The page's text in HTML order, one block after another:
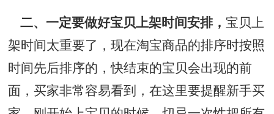
二、一定要做好宝贝上架时间安排， 宝贝上
架时间太重要了，现在淘宝商品的排序时按照
时间先后排序的，快结束的宝贝会出现的前
面，买家非常容易看到，在这里要提醒新手买